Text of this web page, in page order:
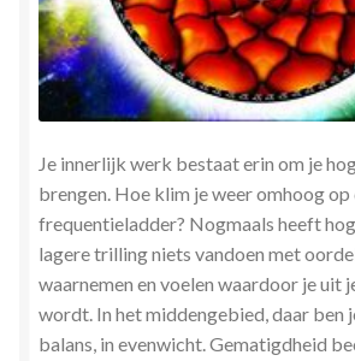
Je innerlijk werk bestaat erin om je
brengen. Hoe klim je weer omhoog op
frequentieladder? Nogmaals heeft
lagere trilling niets vandoen met
waarnemen en voelen waardoor je uit
wordt. In het middengebied, daar ben
balans, in evenwicht. Gematigdheid